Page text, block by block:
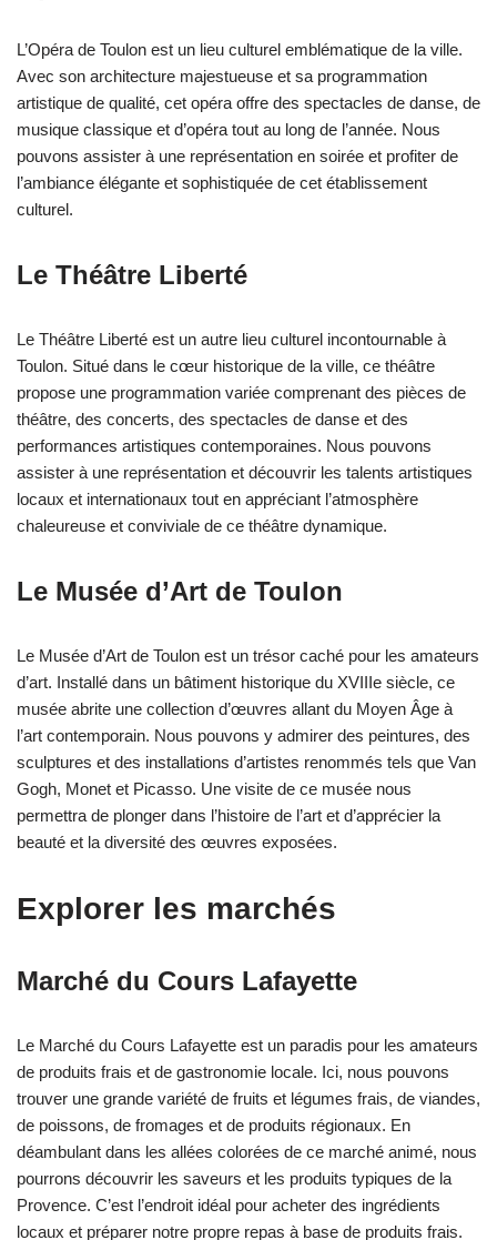
L’Opéra de Toulon est un lieu culturel emblématique de la ville.
Avec son architecture majestueuse et sa programmation
artistique de qualité, cet opéra offre des spectacles de danse, de
musique classique et d’opéra tout au long de l’année. Nous
pouvons assister à une représentation en soirée et profiter de
l’ambiance élégante et sophistiquée de cet établissement
culturel.
Le Théâtre Liberté
Le Théâtre Liberté est un autre lieu culturel incontournable à
Toulon. Situé dans le cœur historique de la ville, ce théâtre
propose une programmation variée comprenant des pièces de
théâtre, des concerts, des spectacles de danse et des
performances artistiques contemporaines. Nous pouvons
assister à une représentation et découvrir les talents artistiques
locaux et internationaux tout en appréciant l’atmosphère
chaleureuse et conviviale de ce théâtre dynamique.
Le Musée d’Art de Toulon
Le Musée d’Art de Toulon est un trésor caché pour les amateurs
d’art. Installé dans un bâtiment historique du XVIIIe siècle, ce
musée abrite une collection d’œuvres allant du Moyen Âge à
l’art contemporain. Nous pouvons y admirer des peintures, des
sculptures et des installations d’artistes renommés tels que Van
Gogh, Monet et Picasso. Une visite de ce musée nous
permettra de plonger dans l’histoire de l’art et d’apprécier la
beauté et la diversité des œuvres exposées.
Explorer les marchés
Marché du Cours Lafayette
Le Marché du Cours Lafayette est un paradis pour les amateurs
de produits frais et de gastronomie locale. Ici, nous pouvons
trouver une grande variété de fruits et légumes frais, de viandes,
de poissons, de fromages et de produits régionaux. En
déambulant dans les allées colorées de ce marché animé, nous
pourrons découvrir les saveurs et les produits typiques de la
Provence. C’est l’endroit idéal pour acheter des ingrédients
locaux et préparer notre propre repas à base de produits frais.